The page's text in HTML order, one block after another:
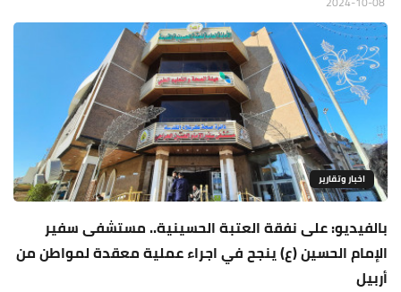
اخبار وتقارير
بالفيديو: على نفقة العتبة الحسينية.. مستشفى سفير
الإمام الحسين (ع) ينجح في اجراء عملية معقدة لمواطن من
أربيل